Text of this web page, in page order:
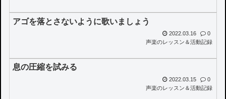
アゴを落とさないように歌いましょう
2022.03.16
0
声楽のレッスン＆活動記録
息の圧縮を試みる
2022.03.15
0
声楽のレッスン＆活動記録